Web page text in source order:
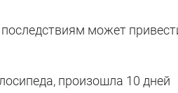
может
произошла 10 дней